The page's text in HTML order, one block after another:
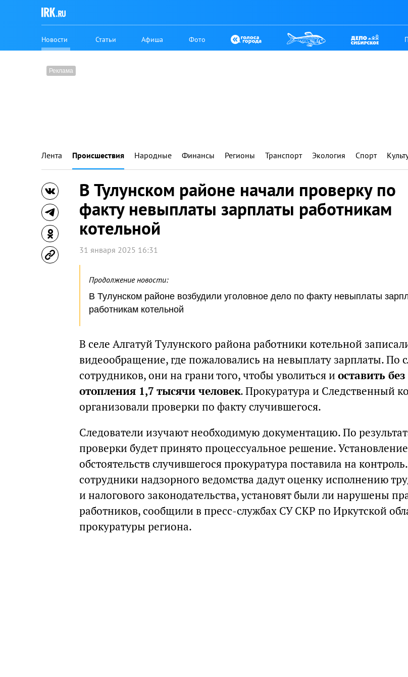
Новости Статьи Афиша Фото
Лента Происшествия Народные Финансы Регионы Транспорт Экология Спорт
В Тулунском районе начали проверку по
факту невыплаты зарплаты работникам
котельной
31 января 2025 16:31
Продолжение новости:
В Тулунском районе возбудили уголовное дело по факту невыплаты
работникам котельной
В селе Алгатуй Тулунского района работники котельной
видеообращение, где пожаловались на невыплату зарплаты. По
сотрудников, они на грани того, чтобы уволиться и оставить без
отопления 1,7 тысячи человек. Прокуратура и Следственный
организовали проверки по факту случившегося.
Следователи изучают необходимую документацию. По
проверки будет принято процессуальное решение. Установление
обстоятельств случившегося прокуратура поставила на
сотрудники надзорного ведомства дадут оценку исполнению
и налогового законодательства, установят были ли нарушены
работников, сообщили в пресс-службах СУ СКР по Иркутской
прокуратуры региона.